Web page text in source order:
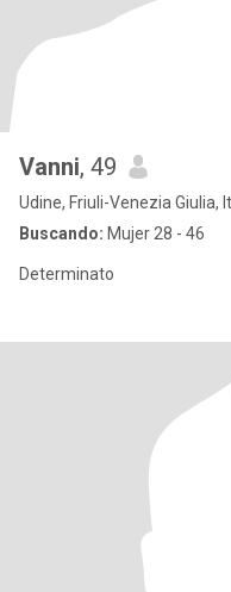
Vanni, 49
Udine, Friuli-Venezia Giulia,
Buscando: Mujer 28 - 46
Determinato